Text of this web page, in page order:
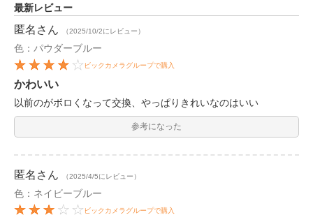
最新レビュー
匿名 さん （2025/10/2にレビュー）
色：パウダーブルー
ビックカメラグループで購入
かわいい
以前のがボロくなって交換、やっぱりきれいなのはいい
参考になった
匿名 さん （2025/4/5にレビュー）
色：ネイビーブルー
ビックカメラグループで購入